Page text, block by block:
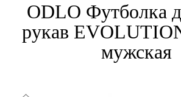
ODLO Футболка
рукав
мужская